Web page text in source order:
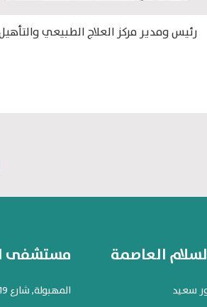
رئيس ومدير مركز العلاج الطبيعي
العاصمة
سعيد
مستشفى
المهبولة, شارع 119. محافظة الأحمدي